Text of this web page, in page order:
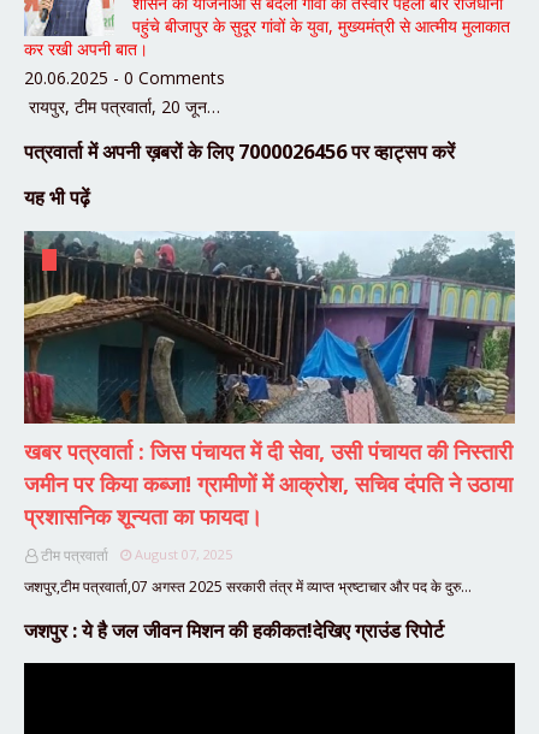
पहुंचे बीजापुर के सुदूर गांवों के युवा, मुख्यमंत्री से आत्मीय मुलाकात
कर रखी अपनी बात।
20.06.2025 - 0 Comments
रायपुर, टीम पत्रवार्ता, 20 जून…
पत्रवार्ता में अपनी ख़बरों के लिए 7000026456 पर व्हाट्सप करें
यह भी पढ़ें
खबर पत्रवार्ता : जिस पंचायत में दी सेवा, उसी पंचायत की निस्तारी
जमीन पर किया कब्जा! ग्रामीणों में आक्रोश, सचिव दंपति ने उठाया
प्रशासनिक शून्यता का फायदा।
टीम पत्रवार्ता August 07, 2025
जशपुर,टीम पत्रवार्ता,07 अगस्त 2025 सरकारी तंत्र में व्याप्त भ्रष्टाचार और पद के दुरु…
जशपुर : ये है जल जीवन मिशन की हकीकत!देखिए ग्राउंड रिपोर्ट